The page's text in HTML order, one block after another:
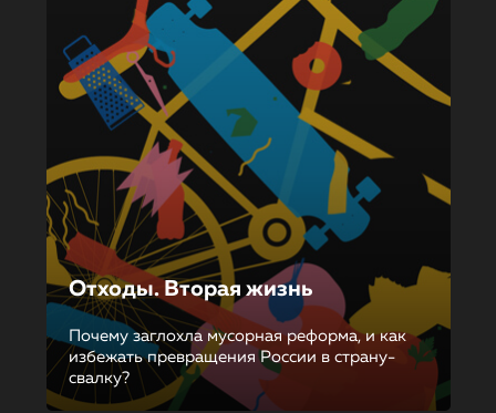
Отходы. Вторая жизнь
Почему заглохла мусорная реформа, и как
избежать превращения России в страну-
свалку?